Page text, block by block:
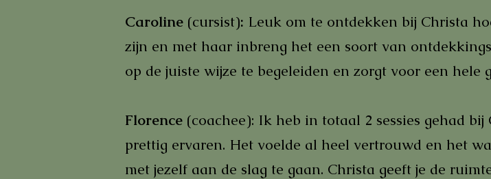
Caroline (cursist): Leuk om te ontdekken bij Christa
zijn en met haar inbreng het een soort van
op de juiste wijze te begeleiden en zorgt voor een hele
Florence (coachee): Ik heb in totaal 2 sessies gehad bij
prettig ervaren. Het voelde al heel vertrouwd en het
met jezelf aan de slag te gaan. Christa geeft je de